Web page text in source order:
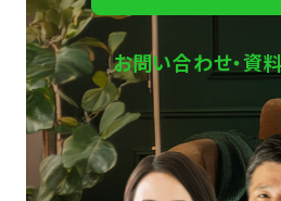
お問い合わせ・資